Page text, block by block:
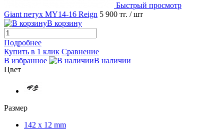
Быстрый просмотр
Giant петух MY14-16 Reign 5 900 тг. / шт
В корзину
Подробнее
Купить в 1 клик Сравнение
В избранное
В наличии
Цвет
Размер
142 x 12 mm